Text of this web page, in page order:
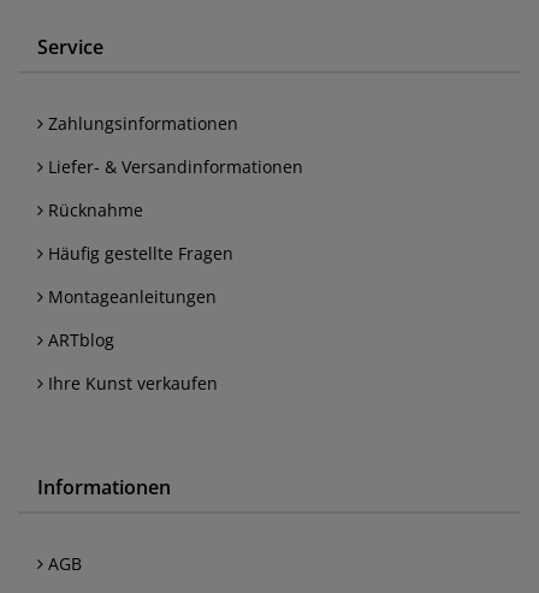
Service
Zahlungsinformationen
Liefer- & Versandinformationen
Rücknahme
Häufig gestellte Fragen
Montageanleitungen
ARTblog
Ihre Kunst verkaufen
Informationen
AGB